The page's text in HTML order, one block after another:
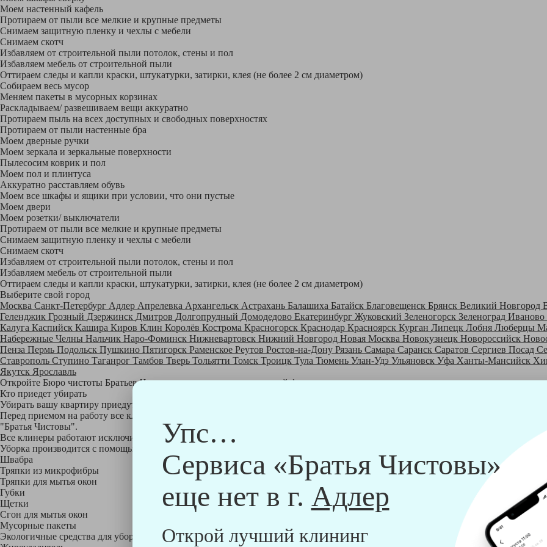
Упс…
Сервиса «Братья Чистовы»
еще нет в г. Адлер
Открой лучший клининг
Моем настенный кафель
Протираем от пыли все мелкие и крупные предметы
Снимаем защитную пленку и чехлы с мебели
Снимаем скотч
Избавляем от строительной пыли потолок, стены и пол
Избавляем мебель от строительной пыли
Оттираем следы и капли краски, штукатурки, затирки, клея (не более 2 см диаметром)
Собираем весь мусор
Меняем пакеты в мусорных корзинах
Раскладываем/ развешиваем вещи аккуратно
Протираем пыль на всех доступных и свободных поверхностях
Протираем от пыли настенные бра
Моем дверные ручки
Моем зеркала и зеркальные поверхности
Пылесосим коврик и пол
Моем пол и плинтуса
Аккуратно расставляем обувь
Моем все шкафы и ящики при условии, что они пустые
Моем двери
Моем розетки/ выключатели
Протираем от пыли все мелкие и крупные предметы
Снимаем защитную пленку и чехлы с мебели
Снимаем скотч
Избавляем от строительной пыли потолок, стены и пол
Избавляем мебель от строительной пыли
Оттираем следы и капли краски, штукатурки, затирки, клея (не более 2 см диаметром)
Выберите свой город
Москва Санкт-Петербург Адлер Апрелевка Архангельск Астрахань Балашиха Батайск Благовещенск Брянск Великий Новгород
Геленджик Грозный Дзержинск Дмитров Долгопрудный Домодедово Екатеринбург Жуковский Зеленогорск Зеленоград Иваново
Калуга Каспийск Кашира Киров Клин Королёв Кострома Красногорск Краснодар Красноярск Курган Липецк Лобня Люберцы
Набережные Челны Нальчик Наро-Фоминск Нижневартовск Нижний Новгород Новая Москва Новокузнецк Новороссийск
Пенза Пермь Подольск Пушкино Пятигорск Раменское Реутов Ростов-на-Дону Рязань Самара Саранск Саратов Сергиев Посад
Ставрополь Ступино Таганрог Тамбов Тверь Тольятти Томск Троицк Тула Тюмень Улан-Удэ Ульяновск Уфа Ханты-Мансийск
Якутск Ярославль
Откройте Бюро чистоты Братьев Чистовых в своем городе понашей франшизе
Кто приедет убирать
Убирать вашу квартиру приедут профессионально обученные клинеры - русские девушки, в возрасте от 24 до 40 лет.
Перед приемом на работу все клинеры проходят аттестацию в нашем обучающем центре, а также проверку в службе
"Братья Чистовы".
Все клинеры работают исключительно в форме с логотипом компании "Братья Чистовы".
Уборка производится с помощью профессиональных технических и химический средств, которые наши клинеры привозят с
Швабра
Тряпки из микрофибры
Тряпки для мытья окон
Губки
Щетки
Сгон для мытья окон
Мусорные пакеты
Экологичные средства для уборки немецкой марки Kiehl: